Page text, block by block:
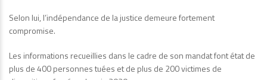
Selon lui, l’indépendance de la justice demeure fortement
compromise.
Les informations recueillies dans le cadre de son mandat font état de
plus de 400 personnes tuées et de plus de 200 victimes de